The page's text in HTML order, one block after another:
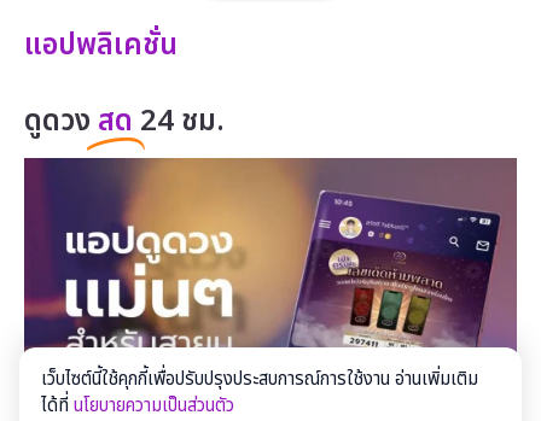
แอปพลิเคชั่น
ดูดวง สด 24 ชม.
เว็บไซต์นี้ใช้คุกกี้เพื่อปรับปรุงประสบการณ์การใช้งาน อ่านเพิ่มเติม
ได้ที่นโยบายความเป็นส่วนตัว